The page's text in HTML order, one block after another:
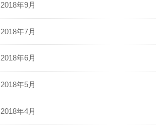
2018年9月
2018年7月
2018年6月
2018年5月
2018年4月